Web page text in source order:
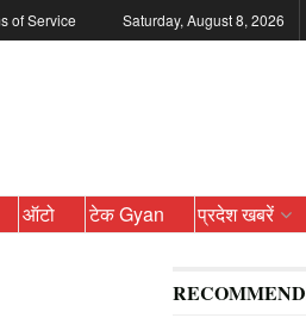
of Service Saturday, August 8, 2026
ऑटो टेक Gyan प्रदेश खबरें